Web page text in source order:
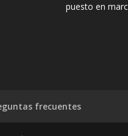
puesto en
frecuentes